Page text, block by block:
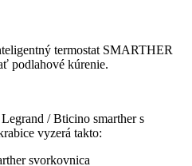
termostat SMARTHER
podlahové kúrenie.
/ Bticino smarther s
vyzerá takto: